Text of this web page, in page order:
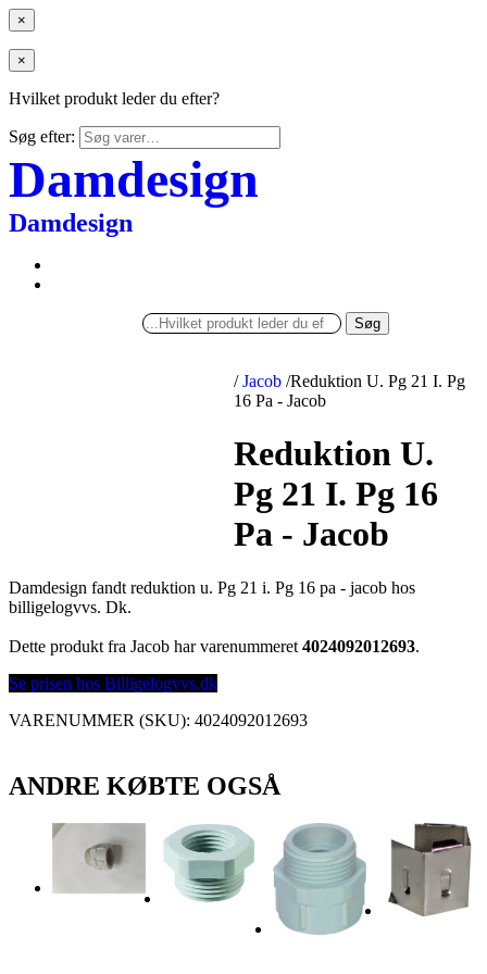
×
×
Hvilket produkt leder du efter?
Søg efter:
Damdesign
Damdesign
Søg
/ Jacob /Reduktion U. Pg 21 I. Pg
16 Pa - Jacob
Reduktion U.
Pg 21 I. Pg 16
Pa - Jacob
Damdesign fandt reduktion u. Pg 21 i. Pg 16 pa - jacob hos
billigelogvvs. Dk.
Dette produkt fra Jacob har varenummeret 4024092012693.
Se prisen hos Billigelogvvs.dk
VARENUMMER (SKU): 4024092012693
ANDRE KØBTE OGSÅ